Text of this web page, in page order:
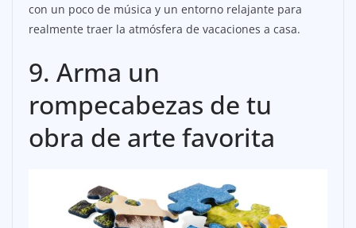
con un poco de música y un entorno relajante para
realmente traer la atmósfera de vacaciones a casa.
9. Arma un
rompecabezas de tu
obra de arte favorita